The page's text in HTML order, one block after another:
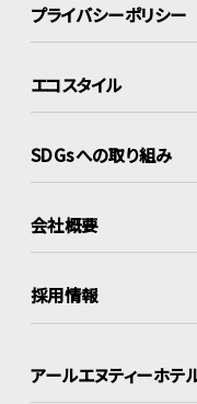
プライバシーポリシー
エコスタイル
SDGsへの取り組み
会社概要
採用情報
アールエヌティーホテ